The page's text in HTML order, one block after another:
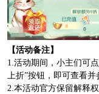
【活动备注】
1.活动期间，小主们可
上折”按钮，即可查看并
2.本活动官方保留解释